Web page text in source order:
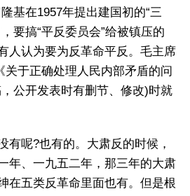
基在1957年提出建国初的“三
要搞“平反委员会”给被镇压的
人认为要为反革命平反。毛主席
关于正确处理人民内部矛盾的问
公开发表时有删节、修改)时就
有呢?也有的。大肃反的时候，
年、一九五二年，那三年的大肃
在五类反革命里面也有。但是根